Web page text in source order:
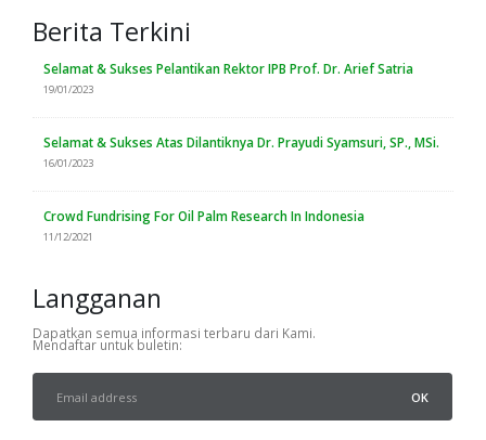
Berita Terkini
Selamat & Sukses Pelantikan Rektor IPB Prof. Dr. Arief Satria
19/01/2023
Selamat & Sukses Atas Dilantiknya Dr. Prayudi Syamsuri, SP., MSi.
16/01/2023
Crowd Fundrising For Oil Palm Research In Indonesia
11/12/2021
Langganan
Dapatkan semua informasi terbaru dari Kami.
Mendaftar untuk buletin: